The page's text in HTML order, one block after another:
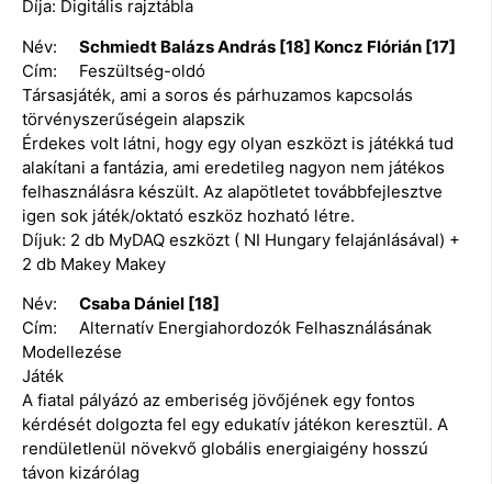
Díja: Digitális rajztábla
Név: Schmiedt Balázs András [18] Koncz Flórián [17]
Cím: Feszültség-oldó
Társasjáték, ami a soros és párhuzamos kapcsolás
törvényszerűségein alapszik
Érdekes volt látni, hogy egy olyan eszközt is játékká tud
alakítani a fantázia, ami eredetileg nagyon nem játékos
felhasználásra készült. Az alapötletet továbbfejlesztve
igen sok játék/oktató eszköz hozható létre.
Díjuk: 2 db MyDAQ eszközt ( NI Hungary felajánlásával) +
2 db Makey Makey
Név: Csaba Dániel [18]
Cím: Alternatív Energiahordozók Felhasználásának
Modellezése
Játék
A fiatal pályázó az emberiség jövőjének egy fontos
kérdését dolgozta fel egy edukatív játékon keresztül. A
rendületlenül növekvő globális energiaigény hosszú
távon kizárólag